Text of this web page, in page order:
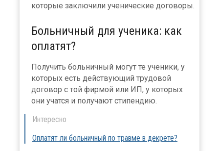
которые заключили ученические договоры.
Больничный для ученика: как
оплатят?
Получить больничный могут те ученики, у
которых есть действующий трудовой
договор с той фирмой или ИП, у которых
они учатся и получают стипендию.
Интересно
Оплатят ли больничный по травме в декрете?